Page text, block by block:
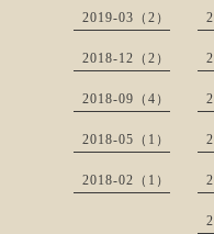
2019-03（2）
2018-12（2）
2018-09（4）
2018-05（1）
2018-02（1）